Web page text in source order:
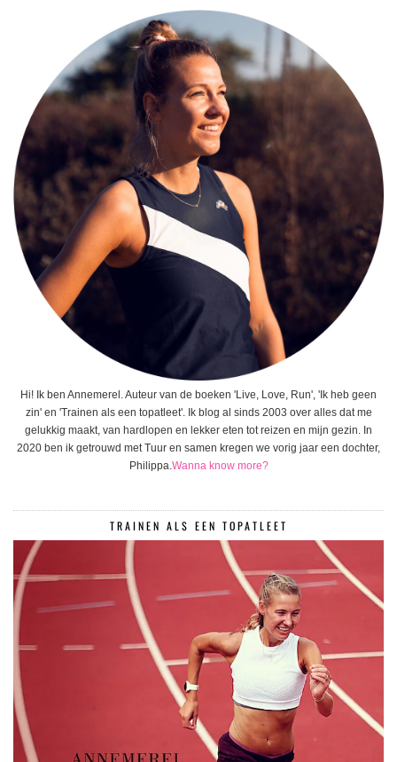
Hi! Ik ben Annemerel. Auteur van de boeken 'Live, Love, Run', 'Ik heb geen
zin' en 'Trainen als een topatleet'. Ik blog al sinds 2003 over alles dat me
gelukkig maakt, van hardlopen en lekker eten tot reizen en mijn gezin. In
2020 ben ik getrouwd met Tuur en samen kregen we vorig jaar een dochter,
Philippa.Wanna know more?
TRAINEN ALS EEN TOPATLEET